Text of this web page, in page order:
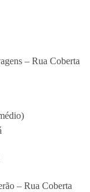
– Rua Coberta
– Rua Coberta